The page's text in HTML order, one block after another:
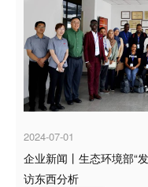
2024-07-01
企业新闻丨生态环境部“
访东西分析